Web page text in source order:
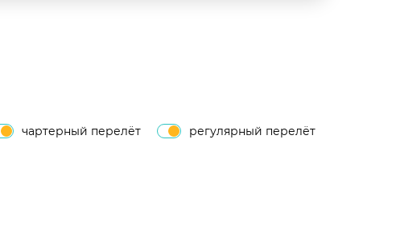
чартерный перелёт регулярный перелёт